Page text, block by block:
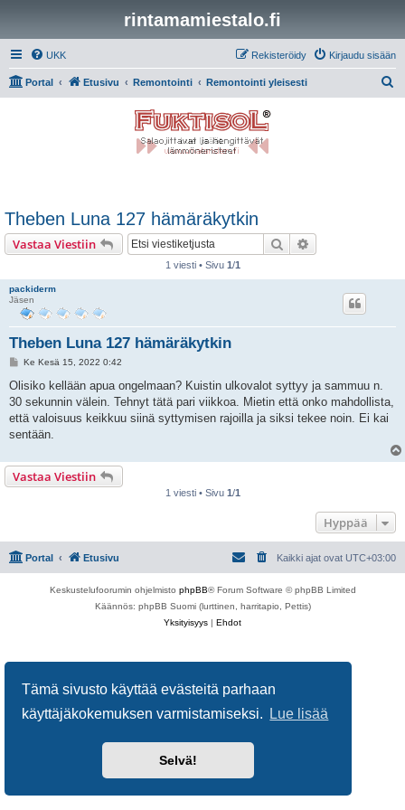
Tämä sivusto käyttää evästeitä parhaan
käyttäjäkokemuksen varmistamiseksi.
Lue lisää
Selvä!
rintamamiestalo.fi
UKK Kirjaudu sisään
Rekisteröidy
Portal Etusivu Remontointi Remontointi yleisesti
Theben Luna 127 hämäräkytkin
Vastaa Viestiin Etsi
1 viesti • Sivu 1/1
packiderm
Jäsen
Theben Luna 127 hämäräkytkin
V
e
t
i
Ke Kesä 15, 2022 0:42
Olisiko kellään apua ongelmaan? Kuistin ulkovalot syttyy ja sammuu n.
30 sekunnin välein. Tehnyt tätä pari viikkoa. Mietin että onko mahdollista,
että valoisuus keikkuu siinä syttymisen rajoilla ja siksi tekee noin. Ei kai
sentään.
Vastaa Viestiin
1 viesti • Sivu 1/1
Hyppää
Portal Etusivu Kaikki ajat ovat UTC+03:00
Keskustelufoorumin ohjelmisto phpBB® Forum Software © phpBB Limited
Käännös: phpBB Suomi (lurttinen, harritapio, Pettis)
Yksityisyys | Ehdot